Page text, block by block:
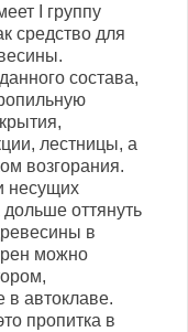
І группу
средство для
состава,
лестницы, а
возгорания.
несущих
оттянуть
в
можно
автоклаве.
пропитка в